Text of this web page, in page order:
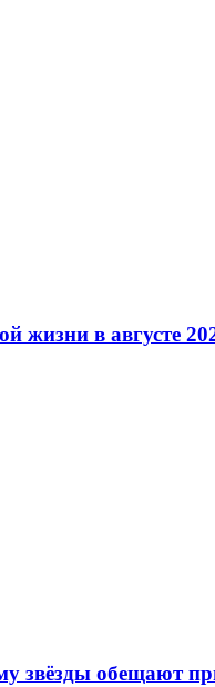
жизни в августе
звёзды обещают